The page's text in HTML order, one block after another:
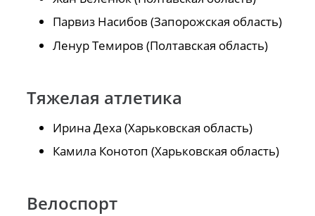
Парвиз Насибов (Запорожская область)
Ленур Темиров (Полтавская область)
Тяжелая атлетика
Ирина Деха (Харьковская область)
Камила Конотоп (Харьковская область)
Велоспорт